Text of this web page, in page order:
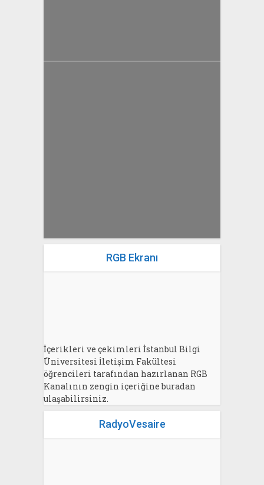
RGB Ekranı
İçerikleri ve çekimleri İstanbul Bilgi
Üniversitesi İletişim Fakültesi
öğrencileri tarafından hazırlanan RGB
Kanalının zengin içeriğine buradan
ulaşabilirsiniz.
RadyoVesaire